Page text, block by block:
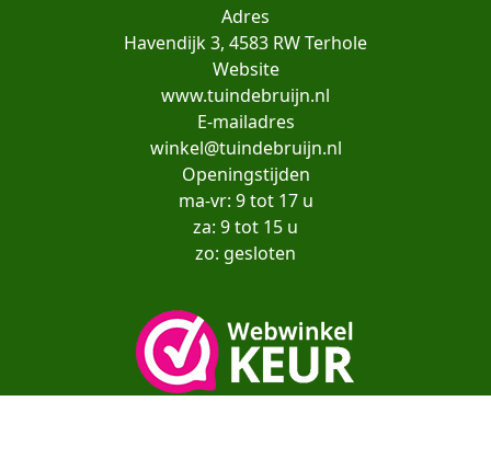
Adres
Havendijk 3, 4583 RW Terhole
Website
www.tuindebruijn.nl
E-mailadres
winkel@tuindebruijn.nl
Openingstijden
ma-vr: 9 tot 17 u
za: 9 tot 15 u
zo: gesloten